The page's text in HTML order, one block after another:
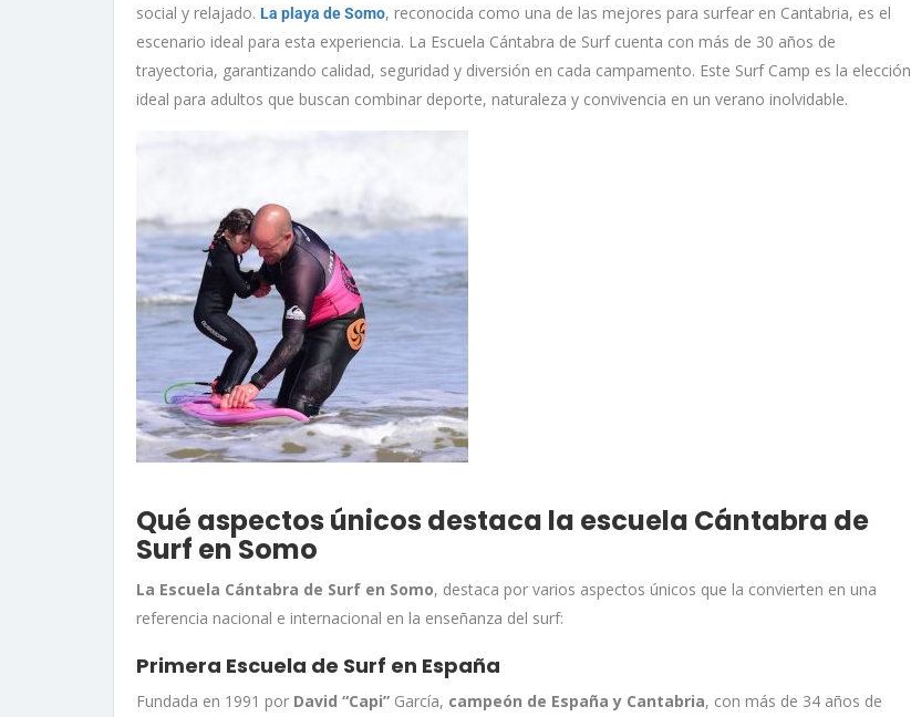
social y relajado. La playa de Somo, reconocida como una de las mejores para surfear en Cantabria, es el
escenario ideal para esta experiencia. La Escuela Cántabra de Surf cuenta con más de 30 años de
trayectoria, garantizando calidad, seguridad y diversión en cada campamento. Este Surf Camp es la elección
ideal para adultos que buscan combinar deporte, naturaleza y convivencia en un verano inolvidable.
Qué aspectos únicos destaca la escuela Cántabra de
Surf en Somo
La Escuela Cántabra de Surf en Somo, destaca por varios aspectos únicos que la convierten en una
referencia nacional e internacional en la enseñanza del surf:
Primera Escuela de Surf en España
Fundada en 1991 por David “Capi” García, campeón de España y Cantabria, con más de 34 años de